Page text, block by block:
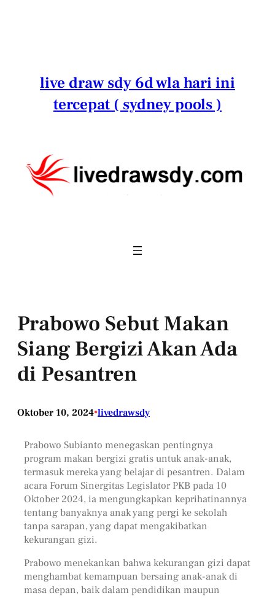
live draw sdy 6d wla hari ini
tercepat ( sydney pools )
Prabowo Sebut Makan
Siang Bergizi Akan Ada
di Pesantren
Oktober 10, 2024•livedrawsdy
Prabowo Subianto menegaskan pentingnya
program makan bergizi gratis untuk anak-anak,
termasuk mereka yang belajar di pesantren. Dalam
acara Forum Sinergitas Legislator PKB pada 10
Oktober 2024, ia mengungkapkan keprihatinannya
tentang banyaknya anak yang pergi ke sekolah
tanpa sarapan, yang dapat mengakibatkan
kekurangan gizi.
Prabowo menekankan bahwa kekurangan gizi dapat
menghambat kemampuan bersaing anak-anak di
masa depan, baik dalam pendidikan maupun